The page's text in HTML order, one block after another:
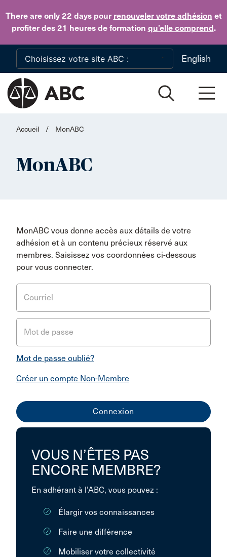
There are only 22 dayspour renouveler votre adhésion et
profiter des 21 heures de formation qu’elle comprend.
Skip to main content
English
Accueil / MonABC
MonABC
MonABC vous donne accès aux détails de votre
adhésion et à un contenu précieux réservé aux
membres. Saisissez vos coordonnées ci-dessous
pour vous connecter.
Courriel
Mot de passe
Mot de passe oublié?
Créer un compte Non-Membre
VOUS N’ÊTES PAS
ENCORE MEMBRE?
En adhérant à l’ABC, vous pouvez :
Élargir vos connaissances
Faire une différence
Mobiliser votre collectivité